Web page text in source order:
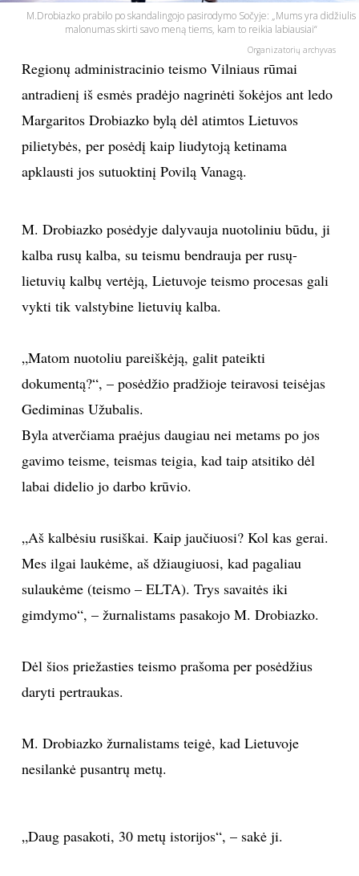
KULTŪRA
LAISVALAIKIS
MUZIKA
FOTOGRAFIJA
ORAI
ISTORIJA
INTERJERAS
RECEPTAI
VAIKAI
KONTAKTAI
M.Drobiazko prabilo po skandalingojo pasirodymo Sočyje: „Mums yra didžiulis
malonumas skirti savo meną tiems, kam to reikia labiausiai“
Organizatorių archyvas
Regionų administracinio teismo Vilniaus rūmai
antradienį iš esmės pradėjo nagrinėti šokėjos ant ledo
Margaritos Drobiazko bylą dėl atimtos Lietuvos
pilietybės, per posėdį kaip liudytoją ketinama
apklausti jos sutuoktinį Povilą Vanagą.
M. Drobiazko posėdyje dalyvauja nuotoliniu būdu, ji
kalba rusų kalba, su teismu bendrauja per rusų-
lietuvių kalbų vertėją, Lietuvoje teismo procesas gali
vykti tik valstybine lietuvių kalba.
„Matom nuotoliu pareiškėją, galit pateikti
dokumentą?“, – posėdžio pradžioje teiravosi teisėjas
Gediminas Užubalis.
Byla atverčiama praėjus daugiau nei metams po jos
gavimo teisme, teismas teigia, kad taip atsitiko dėl
labai didelio jo darbo krūvio.
„Aš kalbėsiu rusiškai. Kaip jaučiuosi? Kol kas gerai.
Mes ilgai laukėme, aš džiaugiuosi, kad pagaliau
sulaukėme (teismo – ELTA). Trys savaitės iki
gimdymo“, – žurnalistams pasakojo M. Drobiazko.
Dėl šios priežasties teismo prašoma per posėdžius
daryti pertraukas.
M. Drobiazko žurnalistams teigė, kad Lietuvoje
nesilankė pusantrų metų.
„Daug pasakoti, 30 metų istorijos“, – sakė ji.